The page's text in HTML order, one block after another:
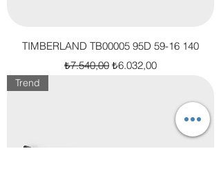
TIMBERLAND TB00005 95D 59-16 140
Normal Fiyat
₺7.540,00 İndirimli Fiyat
₺6.032,00
Trend